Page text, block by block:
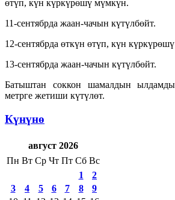
өтүп, күн күркүрөшү мүмкүн.
11-сентябрда жаан-чачын күтүлбөйт.
12-сентябрда өткүн өтүп, күн күркүрөшү
13-сентябрда жаан-чачын күтүлбөйт.
Батыштан соккон шамалдын
метрге жетиши күтүлөт.
Күнүнө
август 2026
Пн Вт Ср Чт Пт Сб Вс
1
2
3
4 5 6 7 8
9